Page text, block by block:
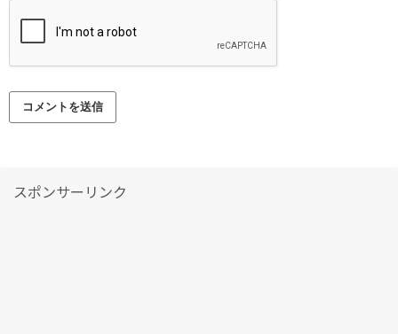
スポンサーリンク